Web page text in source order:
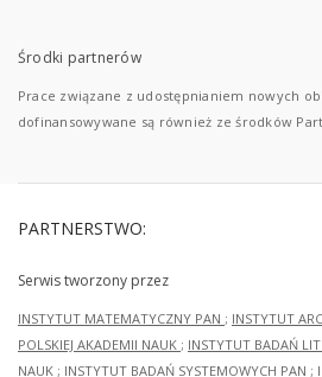
Środki partnerów
Prace związane z udostępnianiem nowych
dofinansowywane są również ze środków
PARTNERSTWO:
Serwis tworzony przez
INSTYTUT MATEMATYCZNY PAN ; INSTYTUT
POLSKIEJ AKADEMII NAUK ; INSTYTUT BADAŃ
NAUK ; INSTYTUT BADAŃ SYSTEMOWYCH PAN ;